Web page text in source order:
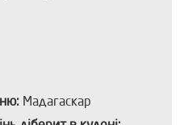
Мадагаскар